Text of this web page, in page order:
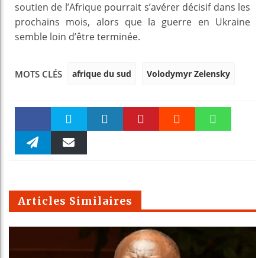
soutien de l’Afrique pourrait s’avérer décisif dans les
prochains mois, alors que la guerre en Ukraine
semble loin d’être terminée.
MOTS CLÉS afrique du sud Volodymyr Zelensky
Faceboo Twitter
m
Articles Similaires